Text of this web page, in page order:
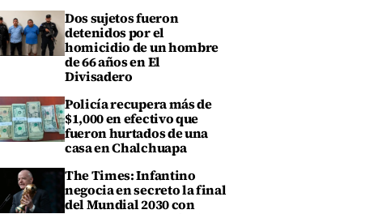
Dos sujetos fueron
detenidos por el
homicidio de un hombre
de 66 años en El
Divisadero
Policía recupera más de
$1,000 en efectivo que
fueron hurtados de una
casa en Chalchuapa
The Times: Infantino
negocia en secreto la final
del Mundial 2030 con